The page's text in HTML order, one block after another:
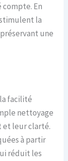
En
la
une
facilité
nettoyage
et leur clarté.
à partir
réduit les